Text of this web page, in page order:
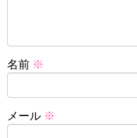
名前 ※
メール ※